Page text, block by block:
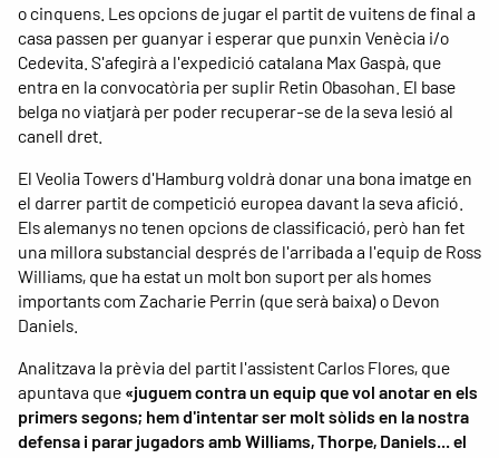
o cinquens. Les opcions de jugar el partit de vuitens de final a
casa passen per guanyar i esperar que punxin Venècia i/o
Cedevita. S'afegirà a l'expedició catalana Max Gaspà, que
entra en la convocatòria per suplir Retin Obasohan. El base
belga no viatjarà per poder recuperar-se de la seva lesió al
canell dret.
El Veolia Towers d'Hamburg voldrà donar una bona imatge en
el darrer partit de competició europea davant la seva afició.
Els alemanys no tenen opcions de classificació, però han fet
una millora substancial després de l'arribada a l'equip de Ross
Williams, que ha estat un molt bon suport per als homes
importants com Zacharie Perrin (que serà baixa) o Devon
Daniels.
Analitzava la prèvia del partit l'assistent Carlos Flores, que
apuntava que «juguem contra un equip que vol anotar en els
primers segons; hem d'intentar ser molt sòlids en la nostra
defensa i parar jugadors amb Williams, Thorpe, Daniels... el